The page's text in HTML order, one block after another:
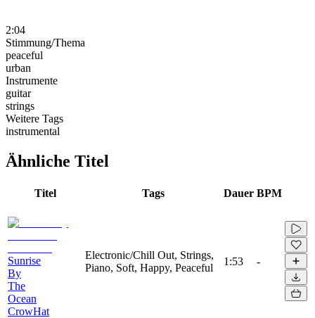
2:04
Stimmung/Thema
peaceful
urban
Instrumente
guitar
strings
Weitere Tags
instrumental
Ähnliche Titel
Titel Tags Dauer BPM
Sunrise
By
The
Ocean
CrowHat
Electronic/Chill Out, Strings,
Piano, Soft, Happy, Peaceful
1:53 -